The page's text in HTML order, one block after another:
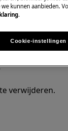
reparatie
elkaar zetten?
verwijderen.
kunnen aanbieden.
.
Cookie-instellingen